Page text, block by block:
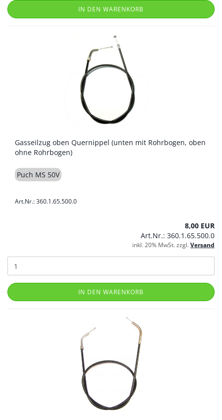
IN DEN WARENKORB
Gasseilzug oben Quernippel (unten mit Rohrbogen, oben
ohne Rohrbogen)
Puch MS 50V
Art.Nr.: 360.1.65.500.0
8,00 EUR
Art.Nr.: 360.1.65.500.0
inkl. 20% MwSt. zzgl.Versand
IN DEN WARENKORB